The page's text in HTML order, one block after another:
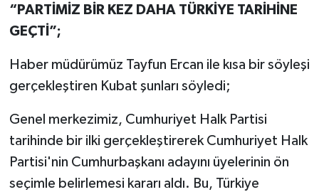
“PARTİMİZ BİR KEZ DAHA TÜRKİYE TARİHİNE
GEÇTİ”;
Haber müdürümüz Tayfun Ercan ile kısa bir söyleşi
gerçekleştiren Kubat şunları söyledi;
Genel merkezimiz, Cumhuriyet Halk Partisi
tarihinde bir ilki gerçekleştirerek Cumhuriyet Halk
Partisi'nin Cumhurbaşkanı adayını üyelerinin ön
seçimle belirlemesi kararı aldı. Bu, Türkiye